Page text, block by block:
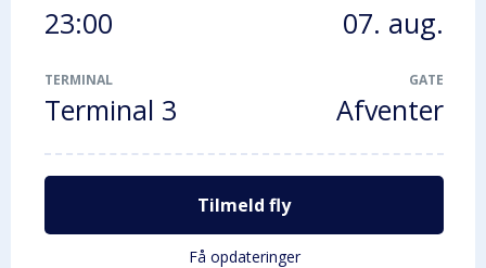
23:00 07. aug.
TERMINAL
Terminal 3
GATE
Afventer
Tilmeld fly
Få opdateringer